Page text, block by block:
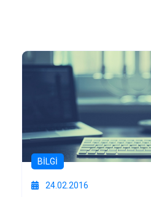
BILGI
24.02.2016